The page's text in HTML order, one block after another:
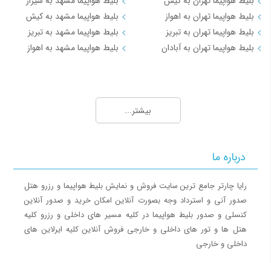
سليمانيه
31,465
بیرجند
10,646
7,104
10,101
آبادان
سیرجان
9,544
کوالالامپور
95,085
زابل
10,784
سنت پتر بورگ
82,062
بلیط هواپیما تهران به اهواز
بلیط هواپیما تهران به تبریز
بلیط هواپیما تهران به آبادان
بلیط هواپیما مشهد به کیش
بلیط هواپیما مشهد به تبریز
بلیط هواپیما مشهد به اهواز
بلیط هواپیما کیش به تهران
بلیط هواپیما کیش به اهواز
بلیط هواپیما کیش به بندرعباس
مسیرهای منتخب بلیط هواپیما و چارتر 4
بلیط هواپیما اهواز به تهران
بلیط هواپیما اهواز به مشهد
بیشتر...
درباره ما
رایا چارتر جامع ترین سایت فروش و نمایش بلیط هواپیما و رزرو هتل
صدور آنی و استرداد وجه بصورت آنلاین امکان خرید و صدور آنلاین
کنسلی و صدور بلیط هواپیما در کلیه مسیر های داخلی و رزرو کلیه
هتل ها و تور های داخلی و خارجی فروش آنلاین کلیه ایرلاین های
داخلی و خارجی